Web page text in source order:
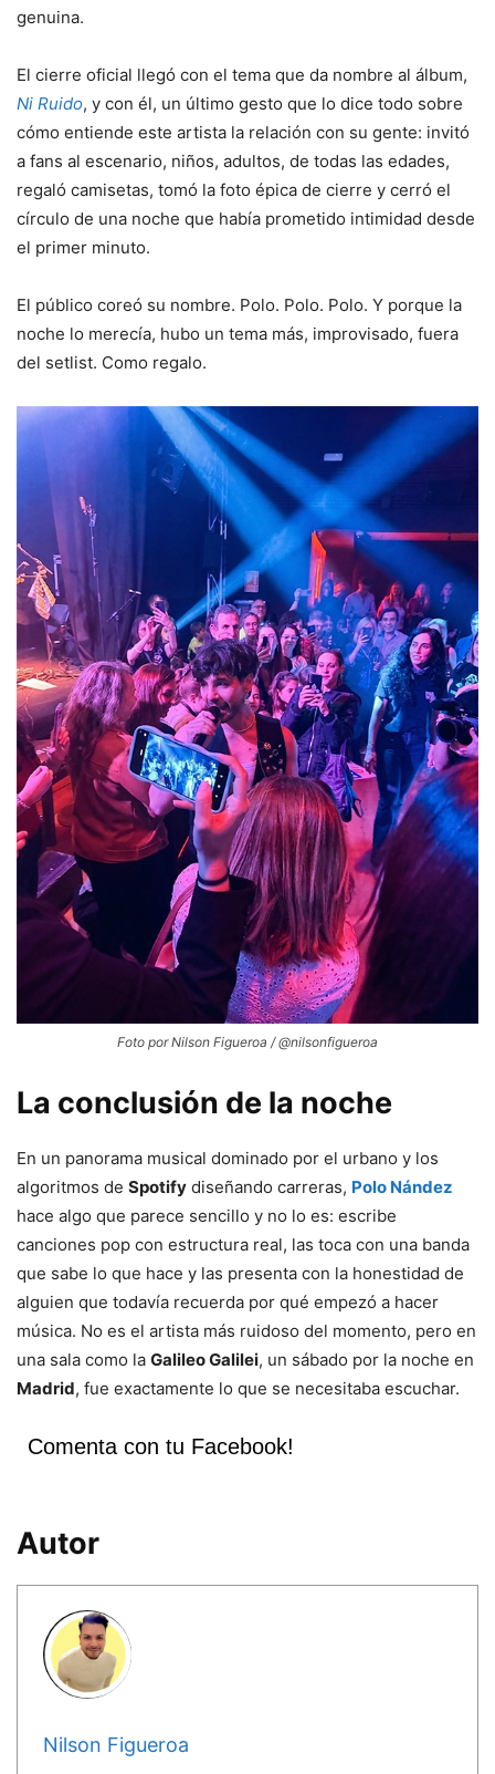
genuina.
El cierre oficial llegó con el tema que da nombre al álbum,
Ni Ruido, y con él, un último gesto que lo dice todo sobre
cómo entiende este artista la relación con su gente: invitó
a fans al escenario, niños, adultos, de todas las edades,
regaló camisetas, tomó la foto épica de cierre y cerró el
círculo de una noche que había prometido intimidad desde
el primer minuto.
El público coreó su nombre. Polo. Polo. Polo. Y porque la
noche lo merecía, hubo un tema más, improvisado, fuera
del setlist. Como regalo.
Foto por Nilson Figueroa / @nilsonfigueroa
La conclusión de la noche
En un panorama musical dominado por el urbano y los
algoritmos de Spotify diseñando carreras, Polo Nández
hace algo que parece sencillo y no lo es: escribe
canciones pop con estructura real, las toca con una banda
que sabe lo que hace y las presenta con la honestidad de
alguien que todavía recuerda por qué empezó a hacer
música. No es el artista más ruidoso del momento, pero en
una sala como la Galileo Galilei, un sábado por la noche en
Madrid, fue exactamente lo que se necesitaba escuchar.
Comenta con tu Facebook!
Autor
Nilson Figueroa